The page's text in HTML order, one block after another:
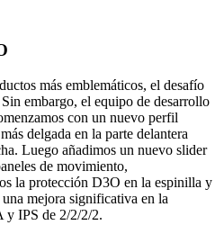
más emblemáticos, el desafío
embargo, el equipo de desarrollo
con un nuevo perfil
delgada en la parte delantera
Luego añadimos un nuevo slider
de movimiento,
la protección D3O en la espinilla y
mejora significativa en la
y IPS de 2/2/2/2.